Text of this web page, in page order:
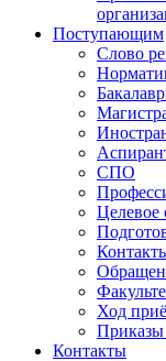
Поступающим
Слово
СПО
Целевое
Ход
Приказы
Контакты